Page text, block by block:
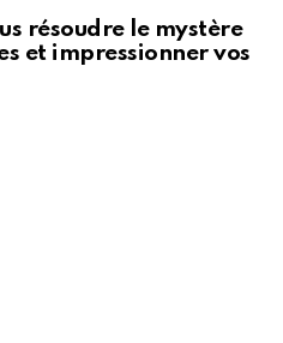
résoudre le mystère
et impressionner vos